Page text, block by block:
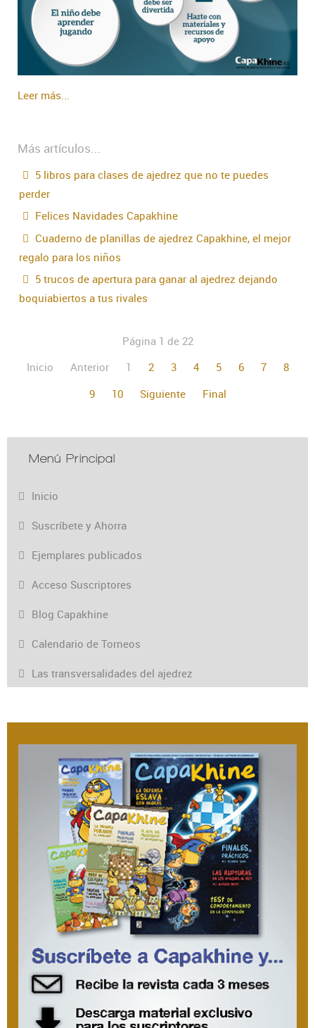
Leer más...
Más artículos...
5 libros para clases de ajedrez que no te puedes
perder
Felices Navidades Capakhine
Cuaderno de planillas de ajedrez Capakhine, el mejor
regalo para los niños
5 trucos de apertura para ganar al ajedrez dejando
boquiabiertos a tus rivales
Página 1 de 22
Inicio
Anterior 1 2 3 4 5 6 7
8
9
10 Siguiente Final
Menú Principal
Inicio
Suscríbete y Ahorra
Ejemplares publicados
Acceso Suscriptores
Blog Capakhine
Calendario de Torneos
Las transversalidades del ajedrez